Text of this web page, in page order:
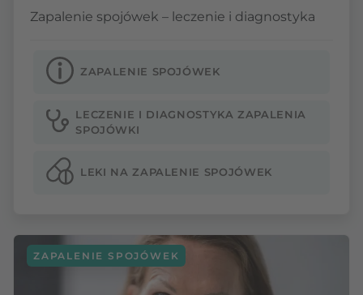
Zapalenie spojówek – leczenie i diagnostyka
ZAPALENIE SPOJÓWEK
LECZENIE I DIAGNOSTYKA ZAPALENIA
SPOJÓWKI
LEKI NA ZAPALENIE SPOJÓWEK
ZAPALENIE SPOJÓWEK